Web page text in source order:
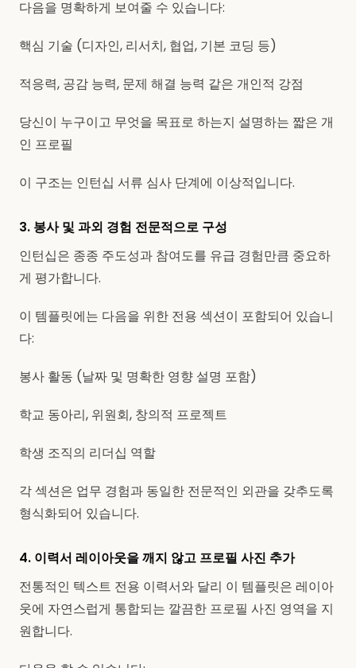
다음을 명확하게 보여줄 수 있습니다:
핵심 기술 (디자인, 리서치, 협업, 기본 코딩 등)
적응력, 공감 능력, 문제 해결 능력 같은 개인적 강점
당신이 누구이고 무엇을 목표로 하는지 설명하는 짧은 개
인 프로필
이 구조는 인턴십 서류 심사 단계에 이상적입니다.
3. 봉사 및 과외 경험 전문적으로 구성
인턴십은 종종 주도성과 참여도를 유급 경험만큼 중요하
게 평가합니다.
이 템플릿에는 다음을 위한 전용 섹션이 포함되어 있습니
다:
봉사 활동 (날짜 및 명확한 영향 설명 포함)
학교 동아리, 위원회, 창의적 프로젝트
학생 조직의 리더십 역할
각 섹션은 업무 경험과 동일한 전문적인 외관을 갖추도록
형식화되어 있습니다.
4. 이력서 레이아웃을 깨지 않고 프로필 사진 추가
전통적인 텍스트 전용 이력서와 달리 이 템플릿은 레이아
웃에 자연스럽게 통합되는 깔끔한 프로필 사진 영역을 지
원합니다.